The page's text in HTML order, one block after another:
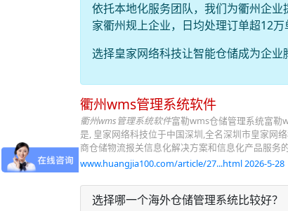
依托本地化服务团队，我们为衢州企
家衢州规上企业，日均处理订单超12万
选择皇家网络科技让智能仓储成为企业
衢州wms管理系统软件
衢州wms管理系统软件富勒wms仓储管理系统富勒
是, 皇家网络科技位于中国深圳,全名深圳市皇家网
商仓储物流报关信息化解决方案和信息化产品服务
www.huangjia100.com/article/27...html 2026-5-28
选择哪一个海外仓储管理系统比较好？